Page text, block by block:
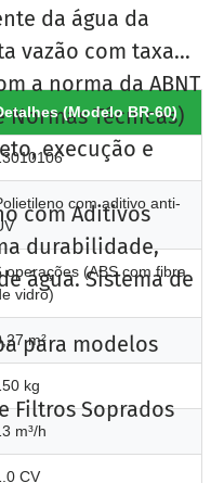
da água da
vazão com taxa
a norma da ABNT
Normas Técnicas)
execução e
com Aditivos
durabilidade,
água. Sistema de
para modelos
Filtros Soprados
(Modelo BR-60)
com aditivo anti-
operações (ABS com fibra
vidro)
m²
kg
m³/h
CV